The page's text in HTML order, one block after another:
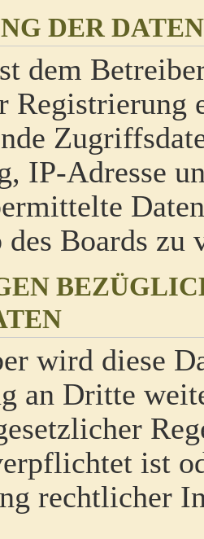
DER
dem
Registrierung
IP-Adresse
Boards zu
wird diese
an Dritte
ist
rechtlicher